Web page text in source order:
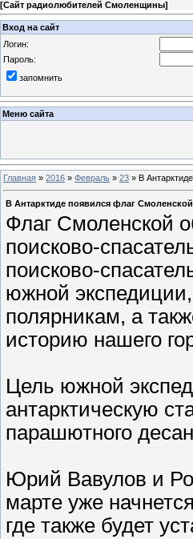
[Сайт радиолюбителей Смоленщины]
Вход на сайт
Логин:
Пароль:
запомнить
Меню сайта
Главная » 2016 » Февраль » 23 » В
В Антарктиде появился флаг
Флаг Смоленской
поисково-
поисково-
южной
полярникам, а
историю нашего
Цель южной
антарктическую
парашютного
Юрий Вавулов и
марте уже
где также будет